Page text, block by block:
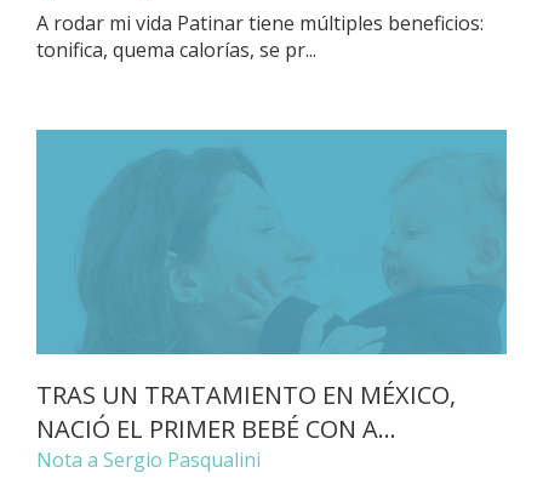
A rodar mi vida Patinar tiene múltiples beneficios:
tonifica, quema calorías, se pr...
TRAS UN TRATAMIENTO EN MÉXICO,
NACIÓ EL PRIMER BEBÉ CON A...
Nota a Sergio Pasqualini